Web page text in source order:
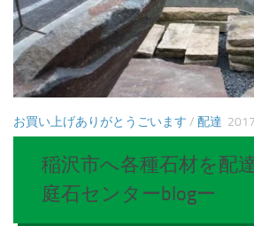
お買い上げありがとうごいます / 配達
稲沢市へ各種石材を配
庭石センターblogー